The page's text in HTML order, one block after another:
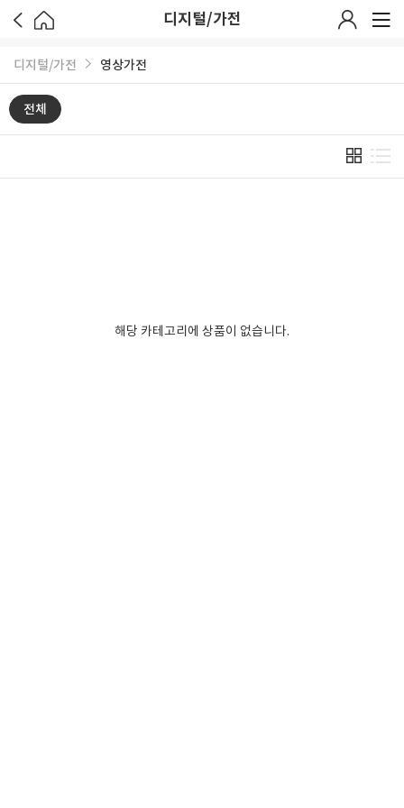
디지털/가전
디지털/가전 영상가전
전체
해당 카테고리에 상품이 없습니다.